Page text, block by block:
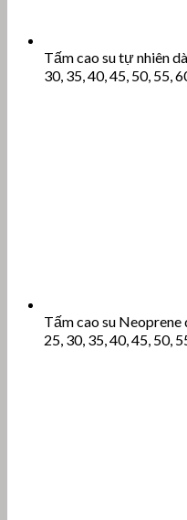
Tấm cao su tự nhiên
30, 35, 40, 45, 50, 55,
Tấm cao su Neoprene
25, 30, 35, 40, 45, 50,